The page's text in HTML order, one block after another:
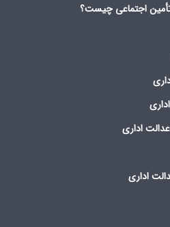
تأمین اجتماعی چیست؟
اداری